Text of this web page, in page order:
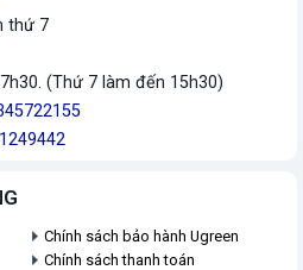
thứ 7
(Thứ 7 làm đến 15h30)
Chính sách bảo hành Ugreen
Chính sách thanh toán